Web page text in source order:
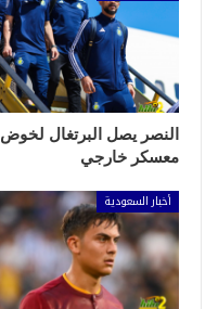
النصر يصل البرتغال لخوض
معسكر خارجي
أخبار السعودية